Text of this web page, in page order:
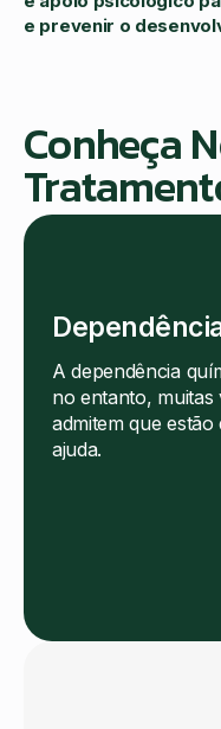
e prevenir o
Conheça
A dependência
no entanto, muitas
admitem que
ajuda.